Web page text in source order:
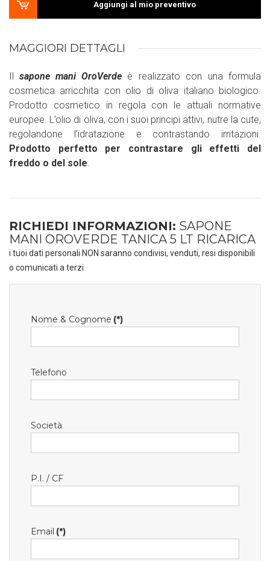
Aggiungi al mio preventivo
MAGGIORI DETTAGLI
Il sapone mani OroVerde è realizzato con una formula
cosmetica arricchita con olio di oliva italiano biologico.
Prodotto cosmetico in regola con le attuali normative
europee. L’olio di oliva, con i suoi principi attivi, nutre la cute,
regolandone l’idratazione e contrastando irritazioni.
Prodotto perfetto per contrastare gli effetti del
freddo o del sole.
RICHIEDI INFORMAZIONI: SAPONE
MANI OROVERDE TANICA 5 LT RICARICA
i tuoi dati personali NON saranno condivisi, venduti, resi disponibili
o comunicati a terzi
Nome & Cognome (*)
Telefono
Società
P.I. / CF
Email (*)